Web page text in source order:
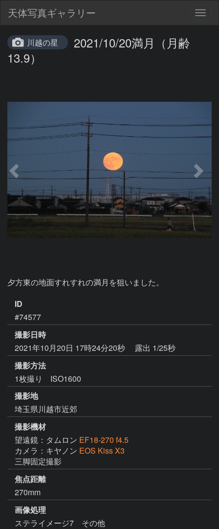
天体写真ギャラリー
川越の星
2021/10/20満月（月齢
13.9）
夕方東の地面すれすれの満月を狙いました。
ID
#74577
撮影日時
2021年10月20日 17時24分20秒
露出 1/25秒
撮影方法
1枚撮り ISO1600
撮影地
埼玉県川越市近郊
撮影機材
望遠鏡：タムロン EF18-270 f4.5
カメラ：キヤノン EOS Kiss X3
三脚固定撮影
焦点距離
270mm
画像処理
ステライメージ7　その他